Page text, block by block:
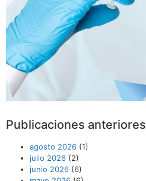
Publicaciones anteriores
agosto 2026 (1)
julio 2026 (2)
junio 2026 (6)